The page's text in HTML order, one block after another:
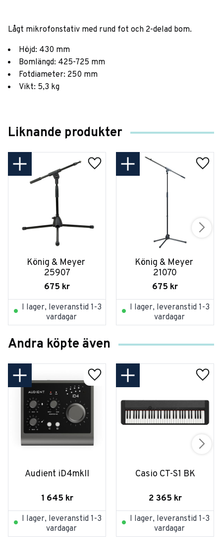
Lågt mikrofonstativ med rund fot och 2-delad bom.
Höjd: 430 mm
Bomlängd: 425-725 mm
Fotdiameter: 250 mm
Vikt: 5,3 kg
Liknande produkter
König & Meyer
25907
675 kr
I lager, leveranstid 1-3
vardagar
König & Meyer
21070
675 kr
I lager, leveranstid 1-3
vardagar
Andra köpte även
Audient iD4mkII
1 645 kr
I lager, leveranstid 1-3
vardagar
Casio CT-S1 BK
2 365 kr
I lager, leveranstid 1-3
vardagar